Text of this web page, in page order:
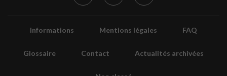
Informations Mentions légales FAQ
Glossaire Contact Actualités archivées